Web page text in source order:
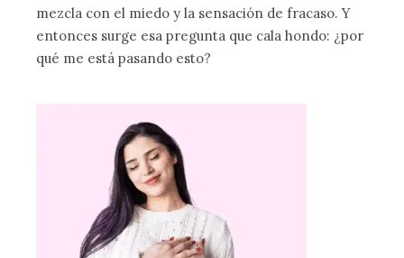
mezcla con el miedo y la sensación de fracaso. Y
entonces surge esa pregunta que cala hondo: ¿por
qué me está pasando esto?